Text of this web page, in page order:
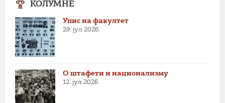
КОЛУМНЕ
Упис на факултет
29. јул 2026.
О штафети и национализму
12. јул 2026.